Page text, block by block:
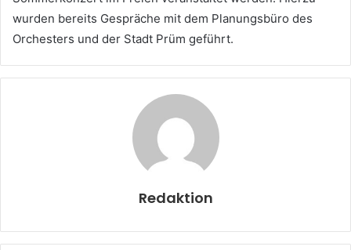
wurden bereits Gespräche mit dem Planungsbüro des
Orchesters und der Stadt Prüm geführt.
Redaktion